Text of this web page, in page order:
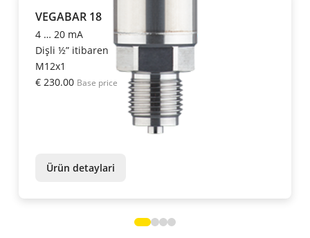
VEGABAR 18
4 … 20 mA
Dişli ½” itibaren
M12x1
€ 230.00 Base price
Ürün detaylari